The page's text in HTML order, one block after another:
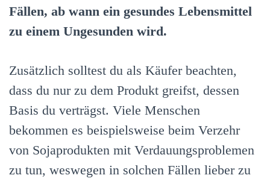
Fällen, ab wann ein gesundes Lebensmittel
zu einem Ungesunden wird.
Zusätzlich solltest du als Käufer beachten,
dass du nur zu dem Produkt greifst, dessen
Basis du verträgst. Viele Menschen
bekommen es beispielsweise beim Verzehr
von Sojaprodukten mit Verdauungsproblemen
zu tun, weswegen in solchen Fällen lieber zu